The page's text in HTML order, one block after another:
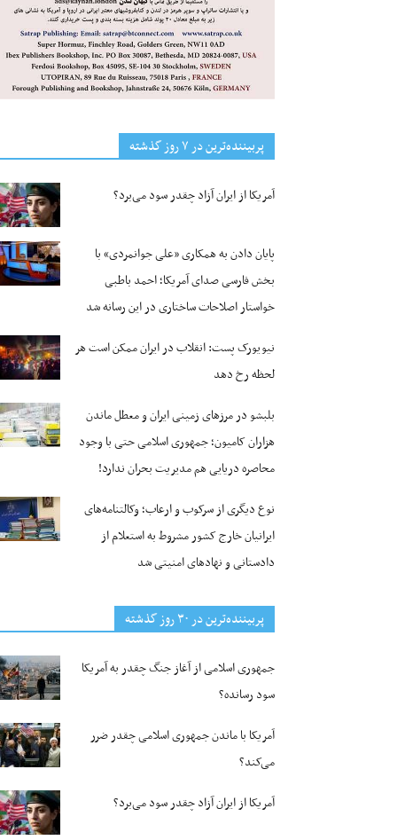
پربیننده‌ترین‌ در ۷ روز گذشته
آمریکا از ایران آزاد چقدر سود می‌برد؟
پایان دادن به همکاری «علی جوانمردی» با
بخش فارسی صدای آمریکا؛ احمد باطبی
خواستار اصلاحات ساختاری در این رسانه شد
نیویورک پست: انقلاب در ایران ممکن است هر
لحظه رخ دهد
بلبشو در مرزهای زمینی ایران و معطل ماندن
هزاران کامیون؛ جمهوری اسلامی حتی با وجود
محاصره دریایی هم مدیریت بحران ندارد!
نوع دیگری از سرکوب و ارعاب؛ وکالتنامه‌های
ایرانیان خارج کشور مشروط به استعلام از
دادستانی و نهادهای امنیتی شد
پربیننده‌ترین‌ در ۳۰ روز گذشته
جمهوری اسلامی از آغاز جنگ چقدر به آمریکا
سود رسانده؟
آمریکا با ماندن جمهوری اسلامی چقدر ضرر
می‌کند؟
آمریکا از ایران آزاد چقدر سود می‌برد؟